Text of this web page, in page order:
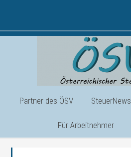
Partner des ÖSV SteuerNews
Für Arbeitnehmer